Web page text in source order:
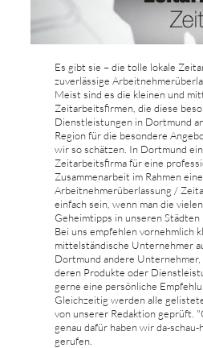
Es gibt sie – die tolle lokale
zuverlässige
Meist sind es die kleinen und
Zeitarbeitsfirmen, die diese
Dienstleistungen in Dortmund
Region für die besondere
wir so schätzen. In Dortmund
Zeitarbeitsfirma für eine
Zusammenarbeit im Rahmen
Arbeitnehmerüberlassung /
einfach sein, wenn man die
Geheimtipps in unseren Städten
Bei uns empfehlen vornehmlich
mittelständische Unternehmer
Dortmund andere Unternehmer,
deren Produkte oder
gerne eine persönliche
Gleichzeitig werden alle
von unserer Redaktion geprüft.
genau dafür haben wir da-
gerufen.